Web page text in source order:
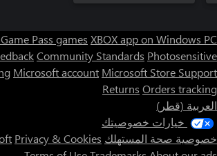
Pass games XBOX app on Windows PC
Community Standards Photosensitive
Microsoft account Microsoft Store Support
Returns Orders tracking
العربية (قطر)
خيارات خصوصيتك
خصوصية صحة المستهلك Privacy & Cookies